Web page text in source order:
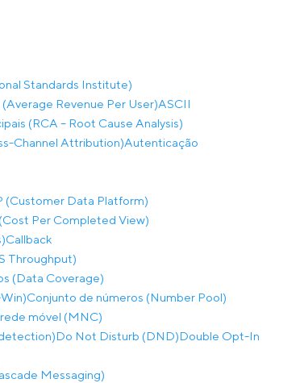
Standards Institute)
(Average Revenue Per User)ASCII
(RCA – Root Cause Analysis)
Channel Attribution)Autenticação
(Customer Data Platform)
Per Completed View)
Callback
Throughput)
(Data Coverage)
Conjunto de números (Number Pool)
móvel (MNC)
Do Not Disturb (DND)Double Opt-In
Messaging)